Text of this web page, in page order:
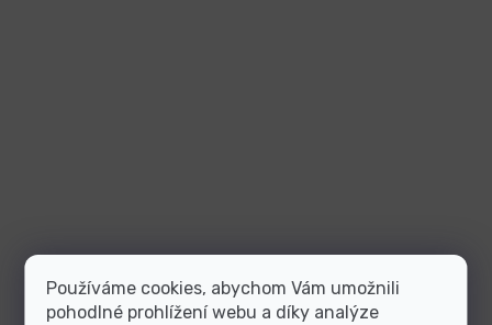
Používáme cookies, abychom Vám umožnili
pohodlné prohlížení webu a díky analýze